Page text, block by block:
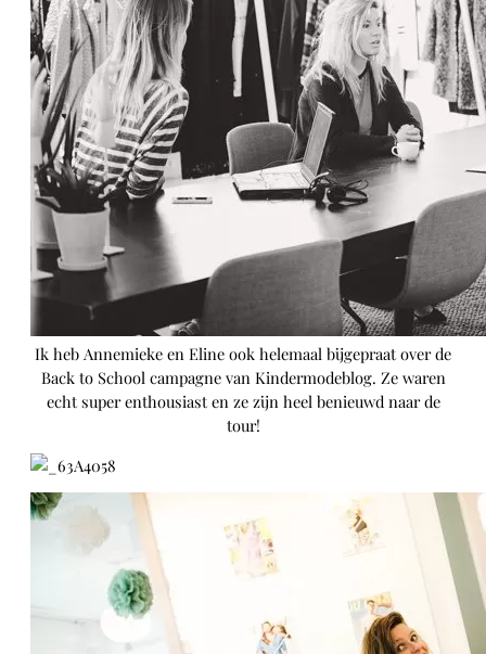
Ik heb Annemieke en Eline ook helemaal bijgepraat over de
Back to School campagne van Kindermodeblog. Ze waren
echt super enthousiast en ze zijn heel benieuwd naar de
tour!